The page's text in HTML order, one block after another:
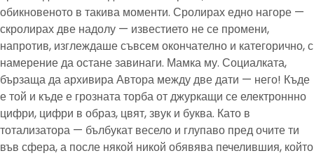
обикновеното в такива моменти. Сролирах едно нагоре —
скролирах две надолу — известието не се промени,
напротив, изглеждаше съвсем окончателно и категорично, с
намерение да остане завинаги. Мамка му. Социалката,
бързаща да архивира Автора между две дати — него! Къде
е той и къде е грозната торба от джуркащи се електроннно
цифри, цифри в образ, цвят, звук и буква. Като в
тотализатора — бълбукат весело и глупаво пред очите ти
във сфера, а после някой никой обявява печелившия, който